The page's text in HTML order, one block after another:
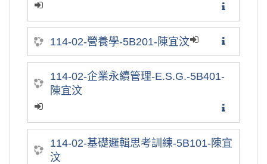
114-02-營養學-5B201-陳宜汶
114-02-企業永續管理-E.S.G.-5B401-
陳宜汶
114-02-基礎邏輯思考訓練-5B101-陳宜
汶